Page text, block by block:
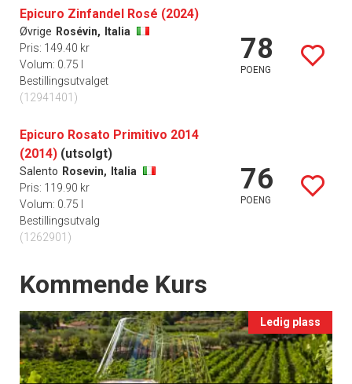
Epicuro Zinfandel Rosé (2024)
Øvrige Rosévin,
Italia
Pris: 149.40 kr
Volum: 0.75 l
Bestillingsutvalget
(12941401)
78
POENG
Epicuro Rosato Primitivo 2014
(2014) (utsolgt)
Salento Rosevin,
Italia
Pris: 119.90 kr
Volum: 0.75 l
Bestillingsutvalg
(1262901)
76
POENG
Events
Kommende Kurs
Ledig plass